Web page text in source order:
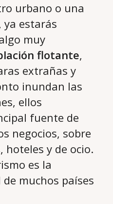
urbano o una
estarás
muy
flotante,
extrañas y
inundan las
ellos
fuente de
negocios, sobre
y de ocio.
es la
muchos países